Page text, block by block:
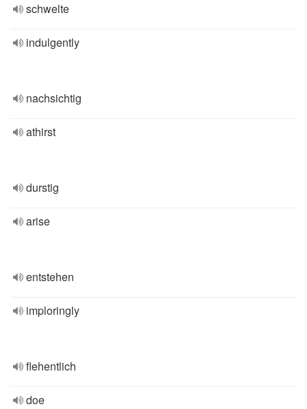
schwelte
indulgently
nachsichtig
athirst
durstig
arise
entstehen
imploringly
flehentlich
doe